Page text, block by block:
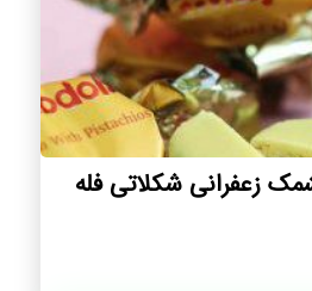
زعفرانی شکلاتی فله